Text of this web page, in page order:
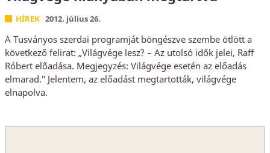
HÍREK 2012. július 26.
A Tusványos szerdai programját böngészve szembe ötlött a
következő felirat: „Világvége lesz? – Az utolsó idők jelei, Raff
Róbert előadása. Megjegyzés: Világvége esetén az előadás
elmarad." Jelentem, az előadást megtartották, világvége
elnapolva.